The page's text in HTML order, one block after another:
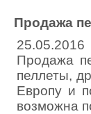
Продажа
25.05.2016
Продажа
пеллеты,
Европу и
возможна